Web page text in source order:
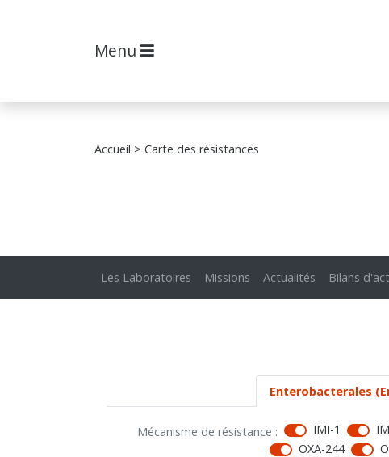
Menu
Accueil > Carte des résistances
Les Laboratoires Missions Actualités Bilans
Enterobacterales
Mécanisme de résistance : IMI-1
OXA-244